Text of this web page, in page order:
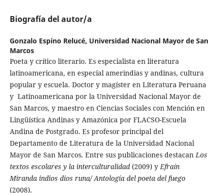
Biografía del autor/a
Gonzalo Espino Relucé, Universidad Nacional Mayor de San
Marcos
Poeta y crí­tico literario. Es especialista en literatura
latinoamericana, en especial amerindias y andinas, cultura
popular y escuela. Doctor y magí­ster en Literatura Peruana
y Latinoamericana por la Universidad Nacional Mayor de
San Marcos, y maestro en Ciencias Sociales con Mención en
Lingüí­stica Andinas y Amazónica por FLACSO-Escuela
Andina de Postgrado. Es profesor principal del
Departamento de Literatura de la Universidad Nacional
Mayor de San Marcos. Entre sus publicaciones destacanLos
textos escolares y la interculturalidad(2009) yEfraí­n
Miranda indios dios runa/ Antologí­a del poeta del fuego
(2008).